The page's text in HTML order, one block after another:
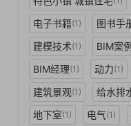
电子书籍(1) 图书手
建模技术(1) BIM案
BIM经理(1) 动力(1)
建筑景观(1) 给水排
地下室(1) 电气(1)